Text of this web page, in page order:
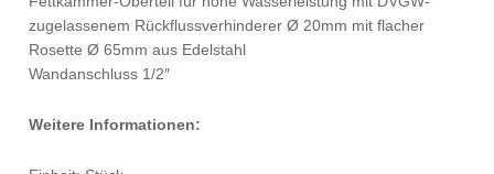
zugelassenem Rückflussverhinderer Ø 20mm mit flacher
Rosette Ø 65mm aus Edelstahl
Wandanschluss 1/2″
Weitere Informationen: